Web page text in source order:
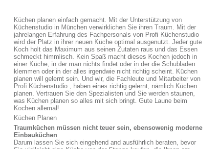
Küchen planen einfach gemacht. Mit der Unterstützung von
Küchenstudio in München verwirklichen Sie ihren Traum. Mit der
jahrelangen Erfahrung des Fachpersonals von Profi Küchenstudio
wird der Platz in ihrer neuen Küche optimal ausgenutzt. Jeder gute
Koch holt das Maximum aus seinen Zutaten raus und das Essen
schmeckt himmlisch. Kein Spaß macht dieses Kochen jedoch in
einer Küche, in der man nichts findet oder in der die Schubladen
klemmen oder in der alles irgendwie nicht richtig scheint. Küchen
planen will gelernt sein. Und wir, die Fachleute und Mitarbeiter von
Profi Küchenstudio , haben eines richtig gelernt, nämlich Küchen
planen. Vertrauen Sie den Spezialisten und Sie werden staunen,
was Küchen planen so alles mit sich bringt. Gute Laune beim
Kochen allemal!
Küchen Planen
Traumküchen müssen nicht teuer sein, ebensowenig moderne
Einbauküchen
Darum lassen Sie sich eingehend and ausführlich beraten, bevor